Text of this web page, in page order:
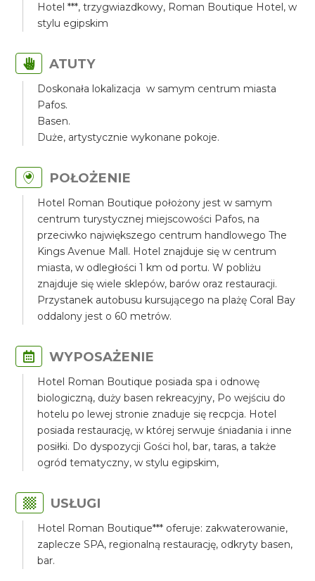
Hotel ***, trzygwiazdkowy, Roman Boutique Hotel, w
stylu egipskim
ATUTY
Doskonała lokalizacja w samym centrum miasta
Pafos.
Basen.
Duże, artystycznie wykonane pokoje.
POŁOŻENIE
Hotel Roman Boutique położony jest w samym
centrum turystycznej miejscowości Pafos, na
przeciwko największego centrum handlowego The
Kings Avenue Mall. Hotel znajduje się w centrum
miasta, w odległości 1 km od portu. W pobliżu
znajduje się wiele sklepów, barów oraz restauracji.
Przystanek autobusu kursującego na plażę Coral Bay
oddalony jest o 60 metrów.
WYPOSAŻENIE
Hotel Roman Boutique posiada spa i odnowę
biologiczną, duży basen rekreacyjny, Po wejściu do
hotelu po lewej stronie znaduje się recpcja. Hotel
posiada restaurację, w której serwuje śniadania i inne
posiłki. Do dyspozycji Gości hol, bar, taras, a także
ogród tematyczny, w stylu egipskim,
USŁUGI
Hotel Roman Boutique*** oferuje: zakwaterowanie,
zaplecze SPA, regionalną restaurację, odkryty basen,
bar.